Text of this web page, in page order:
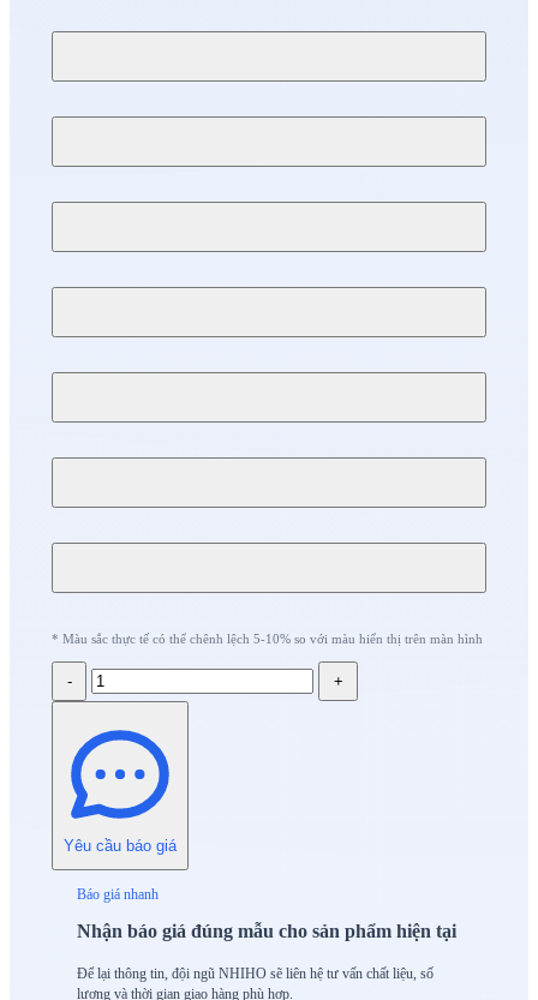
* Màu sắc thực tế có thể chênh lệch 5-10% so với màu hiển thị trên màn hình
- +
Yêu cầu báo giá
Báo giá nhanh
Nhận báo giá đúng mẫu cho sản phẩm hiện tại
Để lại thông tin, đội ngũ NHIHO sẽ liên hệ tư vấn chất liệu, số
lượng và thời gian giao hàng phù hợp.